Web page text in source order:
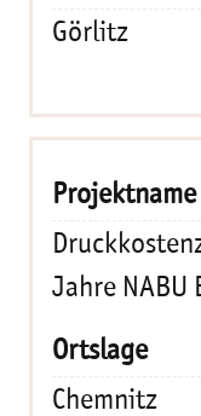
Görlitz
Jahre NABU
Chemnitz